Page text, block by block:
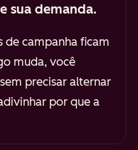
sua demanda.
de campanha ficam
muda, você
precisar alternar
por que a